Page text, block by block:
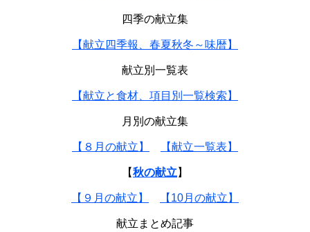
四季の献立集
【献立四季報、春夏秋冬～味暦】
献立別一覧表
【献立と食材、項目別一覧検索】
月別の献立集
【８月の献立】 【献立一覧表】
【秋の献立 】
【９月の献立】 【10月の献立】
献立まとめ記事